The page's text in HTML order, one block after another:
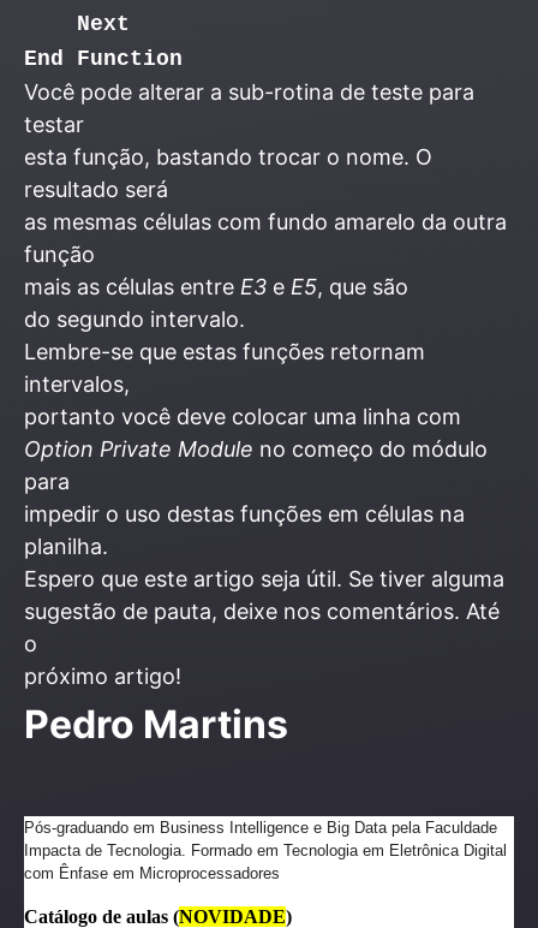
Next
End Function
Você pode alterar a sub-rotina de teste para
testar
esta função, bastando trocar o nome. O
resultado será
as mesmas células com fundo amarelo da outra
função
mais as células entre E3 e E5, que são
do segundo intervalo.
Lembre-se que estas funções retornam
intervalos,
portanto você deve colocar uma linha com
Option Private Module no começo do módulo
para
impedir o uso destas funções em células na
planilha.
Espero que este artigo seja útil. Se tiver alguma
sugestão de pauta, deixe nos comentários. Até
o
próximo artigo!
Pedro Martins
Pós-graduando em Business Intelligence e Big Data pela Faculdade
Impacta de Tecnologia. Formado em Tecnologia em Eletrônica Digital
com Ênfase em Microprocessadores
Catálogo de aulas (NOVIDADE)